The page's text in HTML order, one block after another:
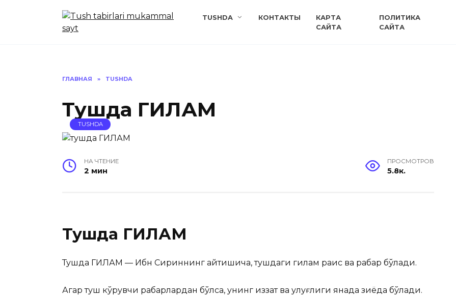
TUSHDA КОНТАКТЫ
КАРТА
САЙТА
ПОЛИТИКА
САЙТА
ГЛАВНАЯ » TUSHDA
Тушда ГИЛАМ
TUSHDA
НА ЧТЕНИЕ
2 мин
ПРОСМОТРОВ
5.8к.
Тушда ГИЛАМ
Тушда ГИЛАМ — Ибн Сириннинг айтишича, тушдаги гилам раис ва раҳбар бўлади.
Агар туш кўрувчи раҳбарлардан бўлса, унинг иззат ва улуғлиги янада зиёда бўлади.